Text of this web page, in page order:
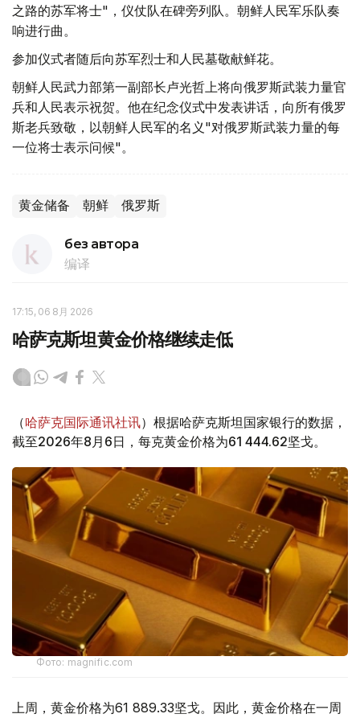
之路的苏军将士"，仪仗队在碑旁列队。朝鲜人民军乐队奏
响进行曲。
参加仪式者随后向苏军烈士和人民墓敬献鲜花。
朝鲜人民武力部第一副部长卢光哲上将向俄罗斯武装力量官
兵和人民表示祝贺。他在纪念仪式中发表讲话，向所有俄罗
斯老兵致敬，以朝鲜人民军的名义"对俄罗斯武装力量的每
一位将士表示问候"。
黄金储备 朝鲜 俄罗斯
без автора
编译
17:15, 06 8月 2026
哈萨克斯坦黄金价格继续走低
（哈萨克国际通讯社讯）根据哈萨克斯坦国家银行的数据，
截至2026年8月6日，每克黄金价格为61 444.62坚戈。
Фото: magnific.com
上周，黄金价格为61 889.33坚戈。因此，黄金价格在一周